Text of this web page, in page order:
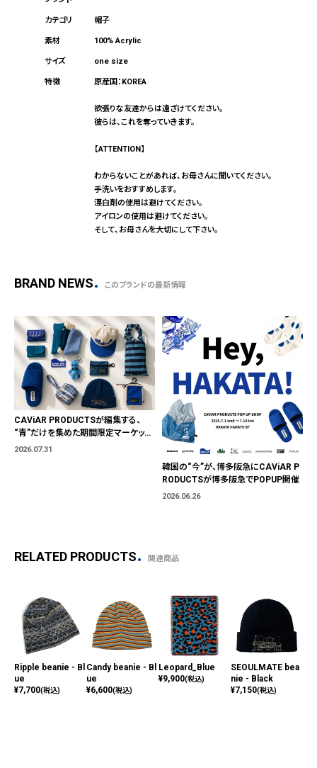
帽子
100% Acrylic
one size
原産国：KOREA
欲張りな友達からは遠ざけてください。
彼らは、これを奪っていきます。
【ATTENTION】
わからないことがあれば、お母さんに聞いてください。
手洗いをおすすめします。
漂白剤の使用は避けてください。
アイロンの使用は避けてください。
そして、お母さんを大切にして下さい。
BRAND NEWS このブランドの最新情報
CAViAR PRODUCTSが編集する、
“青”だけを集めた期間限定マーケット
「BLUE MARKET」が横浜に。ブランド
2026.07.31
韓国の“今”が、博多阪急にCAViAR P
RODUCTSが博多阪急でPOPUP開催
2026.06.26
RELATED PRODUCTS 関連商品
Ripple beanie - Bl
ue
¥7,700(税込)
Candy beanie - Bl
ue
¥6,600(税込)
Leopard_Blue
¥9,900(税込)
SEOULMATE bea
nie - Black
¥7,150(税込)